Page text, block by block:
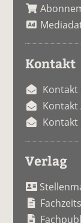
Kontakt
Kontakt
Kontakt
Kontakt
Verlag